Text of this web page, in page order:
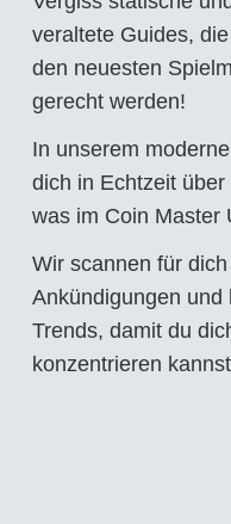
veraltete Guides, die
den neuesten
gerecht werden!
In unserem
dich in Echtzeit
was im Coin Master
Wir scannen für
Ankündigungen und
Trends, damit du
konzentrieren